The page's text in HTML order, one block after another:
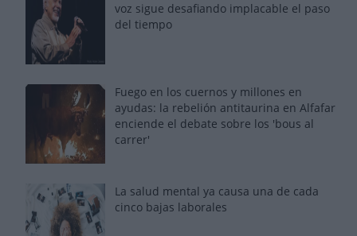
voz sigue desafiando implacable el paso
del tiempo
Fuego en los cuernos y millones en
ayudas: la rebelión antitaurina en Alfafar
enciende el debate sobre los 'bous al
carrer'
La salud mental ya causa una de cada
cinco bajas laborales